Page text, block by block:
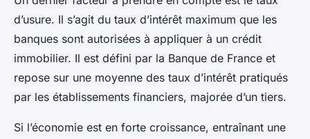
d’usure. Il s’agit du taux d’intérêt maximum que les
banques sont autorisées à appliquer à un crédit
immobilier. Il est défini par la Banque de France et
repose sur une moyenne des taux d’intérêt pratiqués
par les établissements financiers, majorée d’un tiers.
Si l’économie est en forte croissance, entraînant une